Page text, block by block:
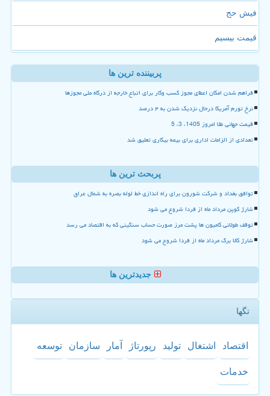
فیش حج
قیمت بیسیم
پربیننده ترین ها
فراهم شدن امکان اعطای مجوز کسب وکار برای اتباع خارجه از درگاه ملی مجوزها
نرخ تورم آمریکا درحال نزدیک شدن به ۴ درصد
قیمت جهانی طلا امروز 1405، 3، 5
تعدادی از الزامات اداری برای بیمه بیکاری تعلیق شد
پربحث ترین ها
توافق بغداد و شرکت شورون برای راه اندازی خط لوله بصره به شمال عراق
شارژ کوپن مرداد ماه از فردا شروع می شود
توقف طولانی کامیون ها پشت مرز صورت حساب سنگینی که به اقتصاد می رسد
شارژ کالا برگ مرداد ماه از فردا شروع می شود
جدیدترین ها
تگها
اقتصاد اشتغال تولید رپورتاژ آمار سازمان توسعه
خدمات